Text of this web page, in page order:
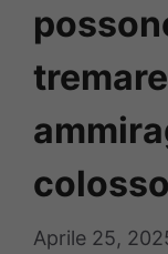
Aprile 25,